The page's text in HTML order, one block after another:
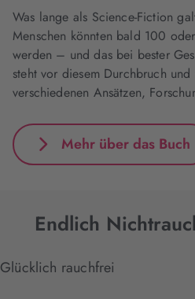
Was lange als Science-Fiction
Menschen könnten bald 100
werden – und das bei bester
steht vor diesem Durchbruch
verschiedenen Ansätzen,
Mehr über das Buch
Endlich
Glücklich rauchfrei